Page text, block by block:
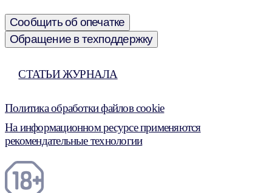
Сообщить об опечатке
Обращение в техподдержку
СТАТЬИ ЖУРНАЛА
Политика обработки файлов cookie
На информационном ресурсе применяются
рекомендательные технологии